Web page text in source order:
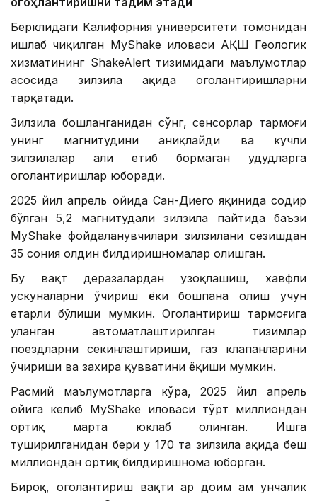
Берклидаги Калифорния университети томонидан
ишлаб чиқилган MyShake иловаси АҚШ Геологик
хизматининг ShakeAlert тизимидаги маълумотлар
асосида зилзила ҳақида огоҳлантиришларни
тарқатади.
Зилзила бошланганидан сўнг, сенсорлар тармоғи
унинг магнитудини аниқлайди ва кучли
зилзилалар ҳали етиб бормаган ҳудудларга
огоҳлантиришлар юборади.
2025 йил апрель ойида Сан-Диего яқинида содир
бўлган 5,2 магнитудали зилзила пайтида баъзи
MyShake фойдаланувчилари зилзилани сезишдан
35 сония олдин билдиришномалар олишган.
Бу вақт деразалардан узоқлашиш, хавфли
ускуналарни ўчириш ёки бошпана олиш учун
етарли бўлиши мумкин. Огоҳлантириш тармоғига
уланган автоматлаштирилган тизимлар
поездларни секинлаштириши, газ клапанларини
ўчириши ва захира қувватини ёқиши мумкин.
Расмий маълумотларга кўра, 2025 йил апрель
ойига келиб MyShake иловаси тўрт миллиондан
ортиқ марта юклаб олинган. Ишга
туширилганидан бери у 170 та зилзила ҳақида беш
миллиондан ортиқ билдиришнома юборган.
Бироқ, огоҳлантириш вақти ҳар доим ҳам унчалик